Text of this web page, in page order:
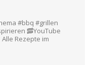
#bbq #grillen
🥓YouTube
Alle Rezepte im